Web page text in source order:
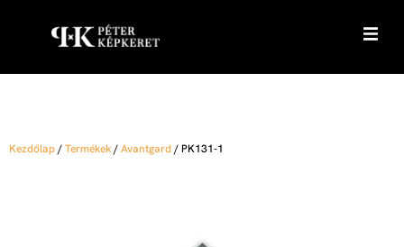
Kezdőlap/Termékek/Avantgard/PK131-1